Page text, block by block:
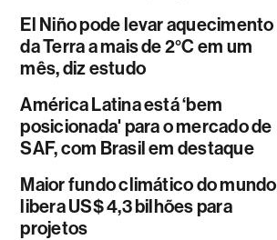
El Niño pode levar aquecimento
da Terra a mais de 2°C em um
mês, diz estudo
América Latina está ‘bem
posicionada' para o mercado de
SAF, com Brasil em destaque
Maior fundo climático do mundo
libera US$ 4,3 bilhões para
projetos